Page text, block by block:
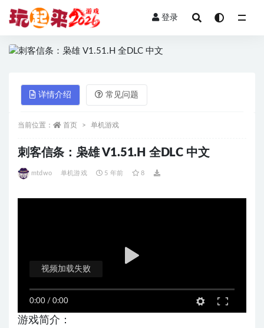
登录
详情介绍 常见问题
当前位置： 首页 单机游戏
刺客信条：枭雄 V1.51.H 全DLC 中文
mtdwo 单机游戏 5 年前 8
0:00 / 0:00
视频加载失败
游戏简介：